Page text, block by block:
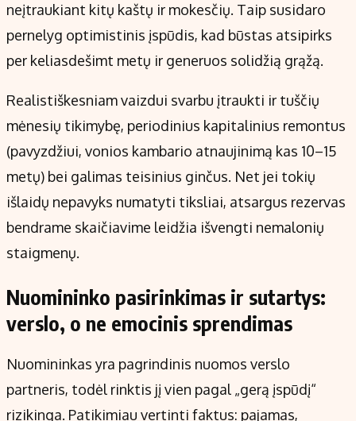
neįtraukiant kitų kaštų ir mokesčių. Taip susidaro
pernelyg optimistinis įspūdis, kad būstas atsipirks
per keliasdešimt metų ir generuos solidžią grąžą.
Realistiškesniam vaizdui svarbu įtraukti ir tuščių
mėnesių tikimybę, periodinius kapitalinius remontus
(pavyzdžiui, vonios kambario atnaujinimą kas 10–15
metų) bei galimas teisinius ginčus. Net jei tokių
išlaidų nepavyks numatyti tiksliai, atsargus rezervas
bendrame skaičiavime leidžia išvengti nemalonių
staigmenų.
Nuomininko pasirinkimas ir sutartys:
verslo, o ne emocinis sprendimas
Nuomininkas yra pagrindinis nuomos verslo
partneris, todėl rinktis jį vien pagal „gerą įspūdį“
rizikinga. Patikimiau vertinti faktus: pajamas,